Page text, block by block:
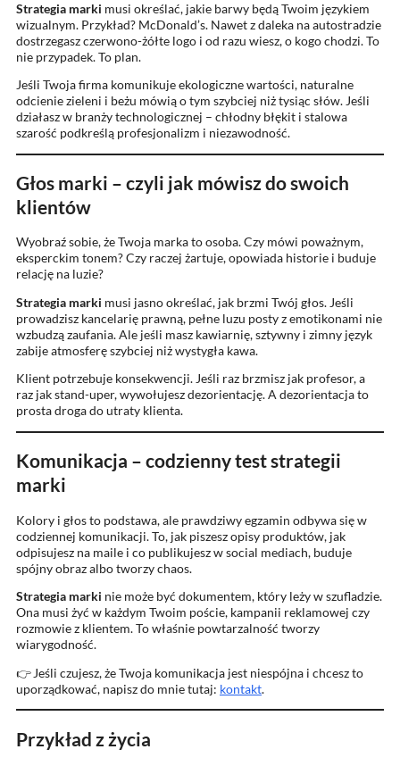
Strategia marki musi określać, jakie barwy będą Twoim językiem
wizualnym. Przykład? McDonald’s. Nawet z daleka na autostradzie
dostrzegasz czerwono-żółte logo i od razu wiesz, o kogo chodzi. To
nie przypadek. To plan.
Jeśli Twoja firma komunikuje ekologiczne wartości, naturalne
odcienie zieleni i beżu mówią o tym szybciej niż tysiąc słów. Jeśli
działasz w branży technologicznej – chłodny błękit i stalowa
szarość podkreślą profesjonalizm i niezawodność.
Głos marki – czyli jak mówisz do swoich
klientów
Wyobraź sobie, że Twoja marka to osoba. Czy mówi poważnym,
eksperckim tonem? Czy raczej żartuje, opowiada historie i buduje
relację na luzie?
Strategia marki musi jasno określać, jak brzmi Twój głos. Jeśli
prowadzisz kancelarię prawną, pełne luzu posty z emotikonami nie
wzbudzą zaufania. Ale jeśli masz kawiarnię, sztywny i zimny język
zabije atmosferę szybciej niż wystygła kawa.
Klient potrzebuje konsekwencji. Jeśli raz brzmisz jak profesor, a
raz jak stand-uper, wywołujesz dezorientację. A dezorientacja to
prosta droga do utraty klienta.
Komunikacja – codzienny test strategii
marki
Kolory i głos to podstawa, ale prawdziwy egzamin odbywa się w
codziennej komunikacji. To, jak piszesz opisy produktów, jak
odpisujesz na maile i co publikujesz w social mediach, buduje
spójny obraz albo tworzy chaos.
Strategia marki nie może być dokumentem, który leży w szufladzie.
Ona musi żyć w każdym Twoim poście, kampanii reklamowej czy
rozmowie z klientem. To właśnie powtarzalność tworzy
wiarygodność.
👉 Jeśli czujesz, że Twoja komunikacja jest niespójna i chcesz to
uporządkować, napisz do mnie tutaj: kontakt.
Przykład z życia